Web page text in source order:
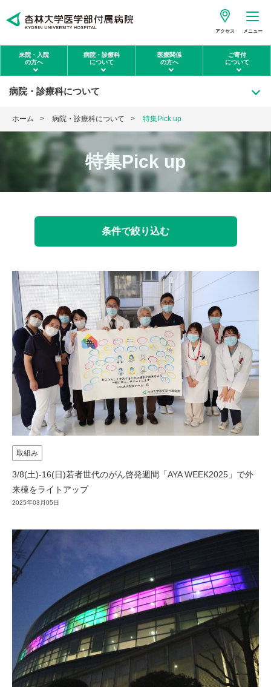
アクセス メニュー
来院・入院
の方へ
病院・診療科
について
医療関係
の方へ
ご寄付
について
病院・診療科について
ホーム 病院・診療科について 特集Pick up
特集Pick up
条件で絞り込む
取組み
3/8(土)-16(日)若者世代のがん啓発週間「AYA WEEK2025」で外
来棟をライトアップ
2025年03月05日